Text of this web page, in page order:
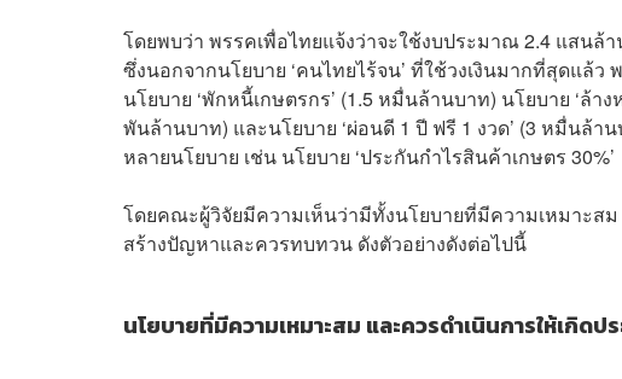
โดยพบว่า พรรคเพื่อไทยแจ้งว่าจะใช้งบประมาณ 2.4 แสนล้
ซึ่งนอกจากนโยบาย ‘คนไทยไร้จน’ ที่ใช้วงเงินมากที่สุดแล้
นโยบาย ‘พักหนี้เกษตรกร’ (1.5 หมื่นล้านบาท) นโยบาย ‘ล้า
พันล้านบาท) และนโยบาย ‘ผ่อนดี 1 ปี ฟรี 1 งวด’ (3 หมื่นล้
หลายนโยบาย เช่น นโยบาย ‘ประกันกำไรสินค้าเกษตร 30%’
โดยคณะผู้วิจัยมีความเห็นว่ามีทั้งนโยบายที่มีความเหมาะส
สร้างปัญหาและควรทบทวน ดังตัวอย่างดังต่อไปนี้
นโยบายที่มีความเหมาะสม และควรดำเนินการให้เกิดป